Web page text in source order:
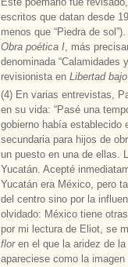
escritos que datan desde
menos que “Piedra de
Obra poética I, más
denominada “Calamidades
revisionista en Libertad
(4) En varias entrevistas,
en su vida: “Pasé una
gobierno había establecido
secundaria para hijos de
un puesto en una de ellas.
Yucatán. Acepté
Yucatán era México, pero
del centro sino por la
olvidado: México tiene
por mi lectura de Eliot, se
flor en el que la aridez de
apareciese como la